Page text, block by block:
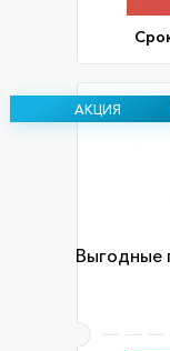
АКЦИЯ
Выгодные